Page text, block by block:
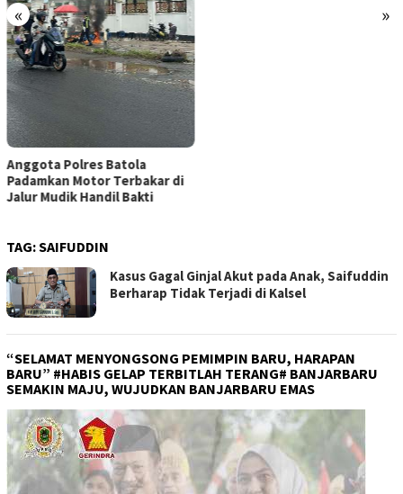
« »
Anggota Polres Batola
Padamkan Motor Terbakar di
Jalur Mudik Handil Bakti
TAG:SAIFUDDIN
Kasus Gagal Ginjal Akut pada Anak, Saifuddin
Berharap Tidak Terjadi di Kalsel
“SELAMAT MENYONGSONG PEMIMPIN BARU, HARAPAN
BARU” #HABIS GELAP TERBITLAH TERANG# BANJARBARU
SEMAKIN MAJU, WUJUDKAN BANJARBARU EMAS